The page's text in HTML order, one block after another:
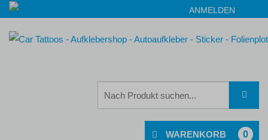
ANMELDEN
0